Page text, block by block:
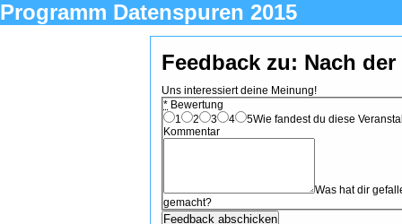
Programm Datenspuren 2015
Feedback zu: Nach der
Uns interessiert deine Meinung!
* Bewertung
1
2 3 4 5Wie fandest du diese
Kommentar
Was hat dir
gemacht?